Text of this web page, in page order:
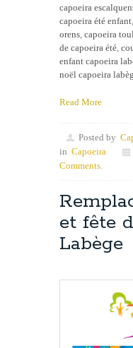
capoeira
capoeira été enfant
orens capoeira
de capoeira été
enfant capoeira
noël capoeira
Read More
Posted by
in Capoeira
Comments.
et fête
Labège